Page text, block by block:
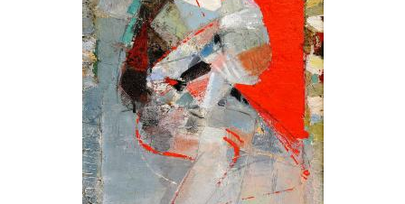
СТРЕЛЬНІКОВ ВОЛОДИМИР В.
СТЬОПІН ІГОР
СУХАРЬОВ ВАЛЕРІЙ
ТАРАНЕНКО АНДРІЙ
ТИХОЛУЗ ДАВИД
ТІТОВ ІВАН
ТОКАРЄВ ОЛЕКСАНДР